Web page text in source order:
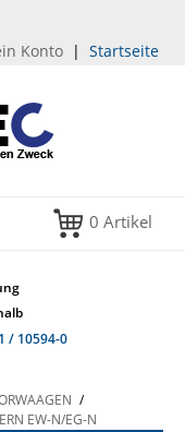
Startseite
|
Konto
0 Artikel
/ 10594-0
/
EW-N/EG-N